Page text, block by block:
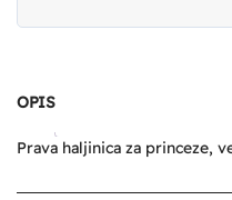
OPIS
Prava haljinica za princeze,